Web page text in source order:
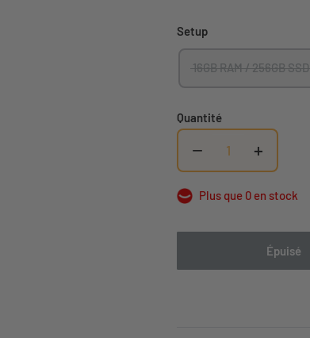
Setup
16GB RAM / 256GB SSD
Quantité
− +
Plus que 0 en stock
Épuisé